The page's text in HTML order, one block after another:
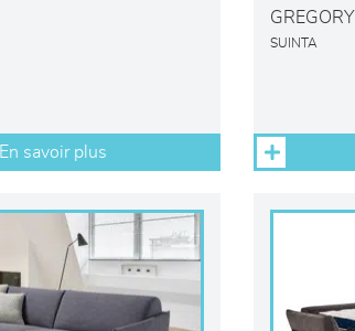
En savoir plus
GREGORY
SUINTA